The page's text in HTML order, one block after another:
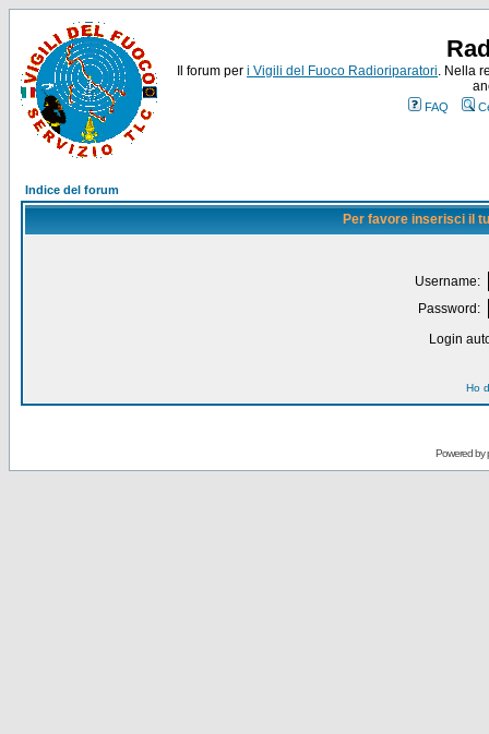
Il forum per i Vigili del Fuoco Radioriparatori. Nella
FAQ
Indice del forum
Per favore inserisci il
Username:
Password:
Login
Ho
Powered by